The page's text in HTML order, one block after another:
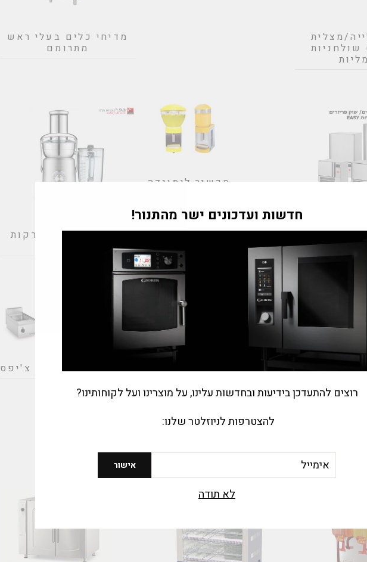
מצלית מדיחי כלים בעלי ראש
מתרומם
/ שוק
פרימקס
מכשיר לימונדה
מסחטת פירות וירקות
מרסק קרח
מחממי צ'יפס
חדשות ועדכונים ישר מהתנור!
רוצים להתעדכן בידיעות ובחדשות עלינו, על מוצרינו ועל לקוחותינו?
להצטרפות לניוזלטר שלנו:
אישור
לא תודה